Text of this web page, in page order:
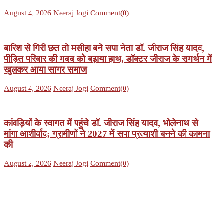
Posted
August 4, 2026 Author
Neeraj Jogi Comment(0)
बारिश से गिरी छत तो मसीहा बने सपा नेता डॉ. जीराज सिंह यादव,
पीड़ित परिवार की मदद को बढ़ाया हाथ, डॉक्टर जीराज के समर्थन में
खुलकर आया सागर समाज
Posted
August 4, 2026 Author
Neeraj Jogi Comment(0)
कांवड़ियों के स्वागत में पहुंचे डॉ. जीराज सिंह यादव, भोलेनाथ से
मांगा आशीर्वाद; ग्रामीणों ने 2027 में सपा प्रत्याशी बनने की कामना
की
Posted
August 2, 2026 Author
Neeraj Jogi Comment(0)